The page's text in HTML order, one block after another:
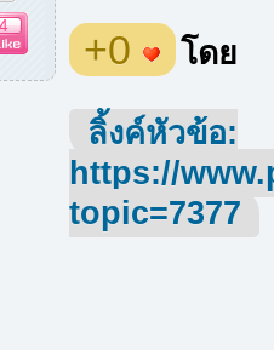
+0 โดย
ลิ้งค์หัวข้อ:
https://
topic=7377